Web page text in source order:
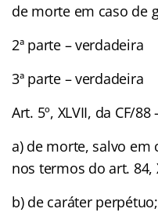
de morte em caso de
2ª parte – verdadeira
3ª parte – verdadeira
Art. 5º, XLVII, da CF/
a) de morte, salvo em
nos termos do art. 84,
b) de caráter perpétuo;